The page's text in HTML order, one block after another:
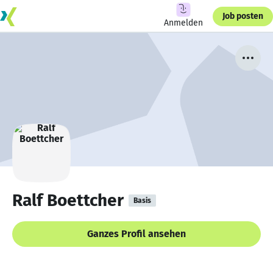
Anmelden
Job posten
Ralf Boettcher Basis
Ganzes Profil ansehen